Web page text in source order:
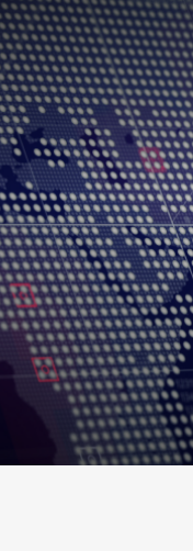
et procédure concernant l’IA